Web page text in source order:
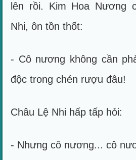
lên rồi. Kim Hoa Nương
Nhi, ôn tồn thốt:
- Cô nương không cần
độc trong chén rượu đâu!
Châu Lệ Nhi hấp tấp hỏi:
- Nhưng cô nương... cô